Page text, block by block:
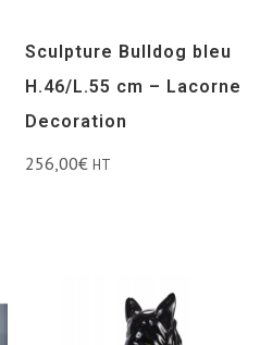
Sculpture Bulldog bleu
H.46/L.55 cm – Lacorne
Decoration
256,00€ HT